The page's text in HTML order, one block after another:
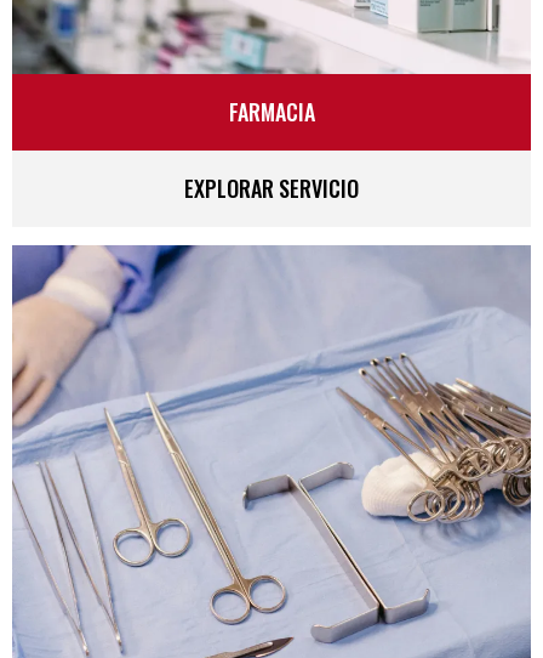
FARMACIA
EXPLORAR SERVICIO